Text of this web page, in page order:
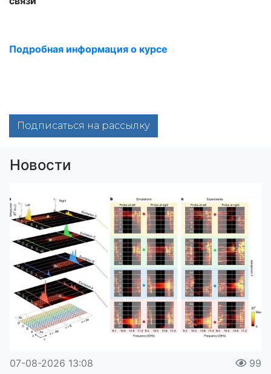
Подробная информация о курсе
Подписаться на рассылку
Новости
07-08-2026 13:08
99